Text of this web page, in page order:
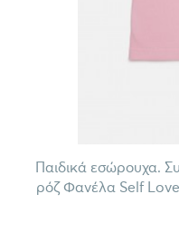
Παιδικά εσώρουχα.
ρόζ Φανέλα Self Love